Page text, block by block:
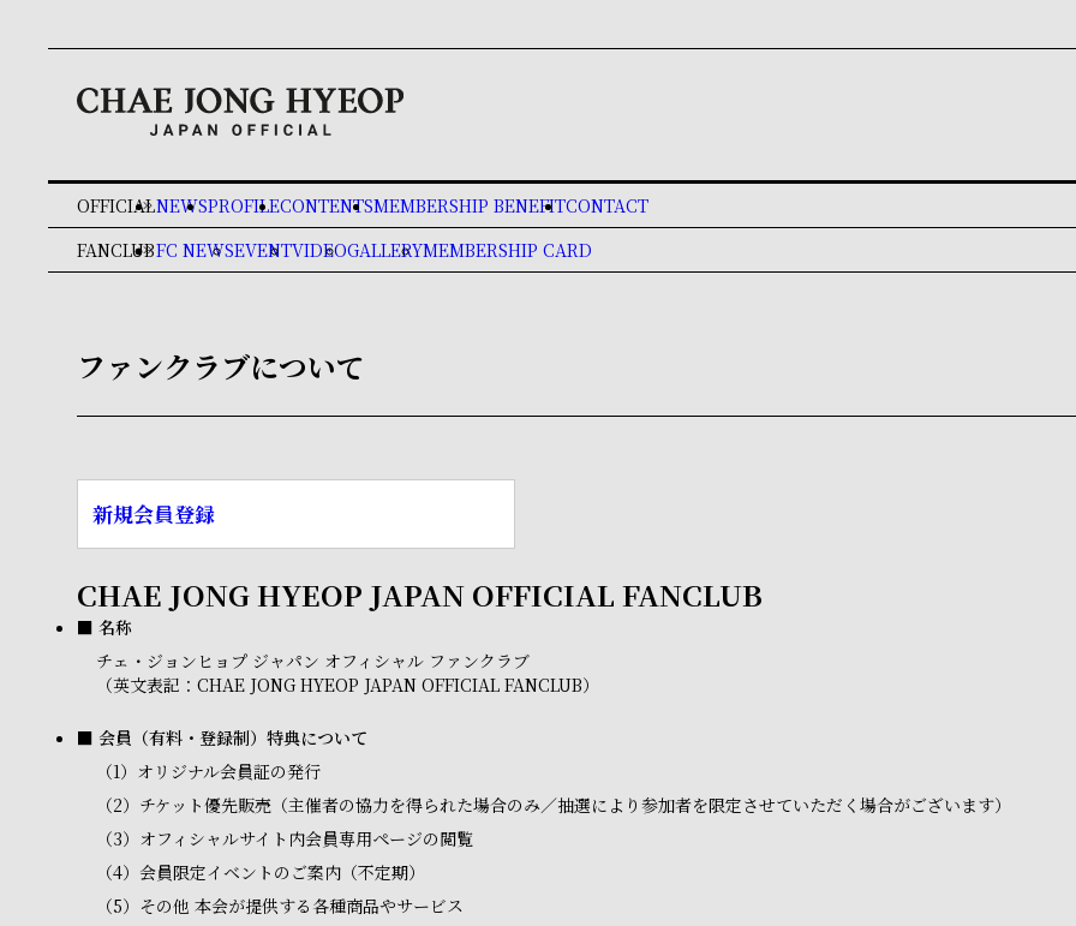
OFFICIAL
keyboard_double_arrow_rightNEWSPROFILECONTENTSMEMBERSHIP BENEFITCONTACT
FANCLUB
keyboard_double_arrow_rightFC NEWSEVENTVIDEOGALLERYMEMBERSHIP CARD
ファンクラブについて
新規会員登録
CHAE JONG HYEOP JAPAN OFFICIAL FANCLUB
■ 名称
チェ・ジョンヒョプ ジャパン オフィシャル ファンクラブ
（英文表記：CHAE JONG HYEOP JAPAN OFFICIAL FANCLUB）
■ 会員（有料・登録制）特典について
（1） オリジナル会員証の発行
（2） チケット優先販売（主催者の協力を得られた場合のみ／抽選により参加者を限定させていただく場合がございます）
（3） オフィシャルサイト内会員専用ページの閲覧
（4） 会員限定イベントのご案内（不定期）
（5） その他 本会が提供する各種商品やサービス